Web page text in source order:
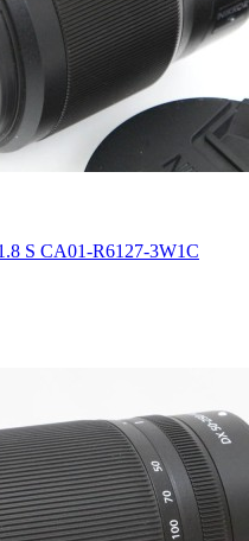
S CA01-R6127-3W1C